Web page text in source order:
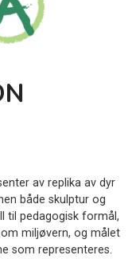
av replika av dyr
både skulptur og
til pedagogisk formål,
miljøvern, og målet
som representeres.